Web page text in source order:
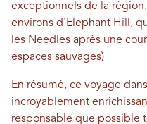
exceptionnels de la
environs d'Elephant Hill,
les Needles après une
espaces sauvages)
En résumé, ce voyage
incroyablement
responsable que possible